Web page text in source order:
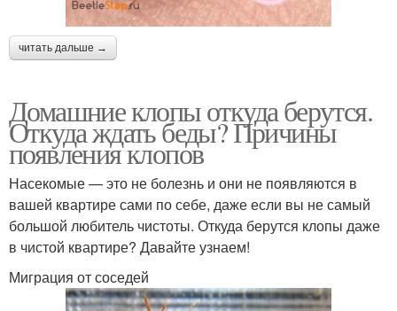
читать дальше →
Домашние клопы откуда берутся.
Откуда ждать беды? Причины
появления клопов
Насекомые — это не болезнь и они не появляются в
вашей квартире сами по себе, даже если вы не самый
большой любитель чистоты. Откуда берутся клопы даже
в чистой квартире? Давайте узнаем!
Миграция от соседей